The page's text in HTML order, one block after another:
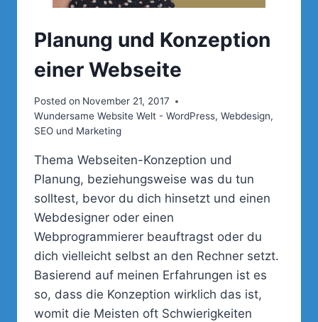
Planung und Konzeption
einer Webseite
Posted on November 21, 2017
Wundersame Website Welt - WordPress, Webdesign,
SEO und Marketing
Thema Webseiten-Konzeption und
Planung, beziehungsweise was du tun
solltest, bevor du dich hinsetzt und einen
Webdesigner oder einen
Webprogrammierer beauftragst oder du
dich vielleicht selbst an den Rechner setzt.
Basierend auf meinen Erfahrungen ist es
so, dass die Konzeption wirklich das ist,
womit die Meisten oft Schwierigkeiten